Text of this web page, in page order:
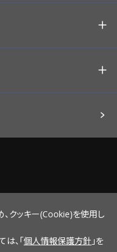
、クッキー(Cookie)を使用し
、「個人情報保護方針 」を